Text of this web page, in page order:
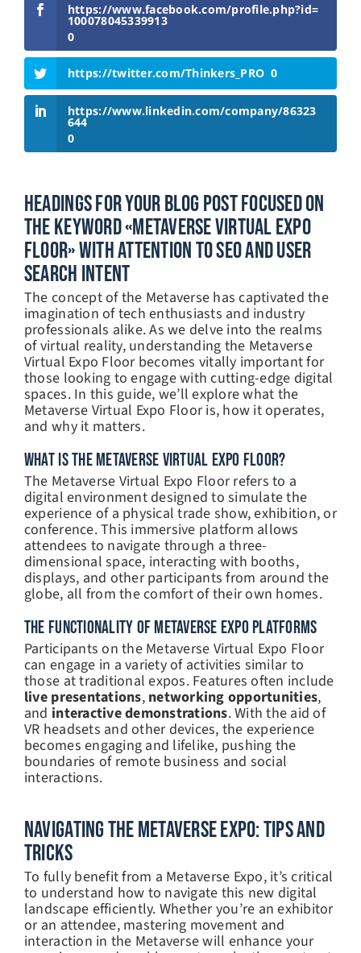
https://www.facebook.com/profile.php?id=
100078045339913
0
https://twitter.com/Thinkers_PRO 0
https://www.linkedin.com/company/86323
644
0
Headings For Your Blog Post Focused On
The Keyword «Metaverse Virtual Expo
Floor» With Attention To SEO And User
Search Intent
The concept of the Metaverse has captivated the
imagination of tech enthusiasts and industry
professionals alike. As we delve into the realms
of virtual reality, understanding the Metaverse
Virtual Expo Floor becomes vitally important for
those looking to engage with cutting-edge digital
spaces. In this guide, we’ll explore what the
Metaverse Virtual Expo Floor is, how it operates,
and why it matters.
WHAT IS THE METAVERSE VIRTUAL EXPO FLOOR?
The Metaverse Virtual Expo Floor refers to a
digital environment designed to simulate the
experience of a physical trade show, exhibition, or
conference. This immersive platform allows
attendees to navigate through a three-
dimensional space, interacting with booths,
displays, and other participants from around the
globe, all from the comfort of their own homes.
THE FUNCTIONALITY OF METAVERSE EXPO PLATFORMS
Participants on the Metaverse Virtual Expo Floor
can engage in a variety of activities similar to
those at traditional expos. Features often include
live presentations, networking opportunities,
and interactive demonstrations. With the aid of
VR headsets and other devices, the experience
becomes engaging and lifelike, pushing the
boundaries of remote business and social
interactions.
Navigating The Metaverse Expo: Tips And
Tricks
To fully benefit from a Metaverse Expo, it’s critical
to understand how to navigate this new digital
landscape efficiently. Whether you’re an exhibitor
or an attendee, mastering movement and
interaction in the Metaverse will enhance your